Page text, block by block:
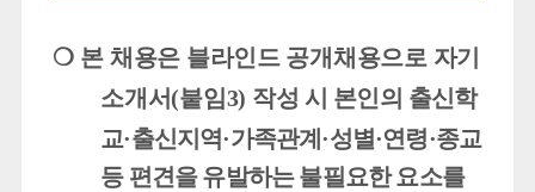
❍ 본 채용은 블라인드 공개채용으로 자기
소개서(붙임3) 작성 시 본인의 출신학
교·출신지역·가족관계 ·성별·연령·종교
등 편견을 유발하는 불필요한 요소를